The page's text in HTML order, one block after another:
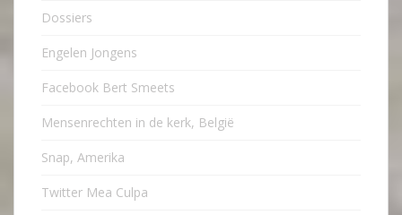
Dossiers
Engelen Jongens
Facebook Bert Smeets
Mensenrechten in de kerk, België
Snap, Amerika
Twitter Mea Culpa